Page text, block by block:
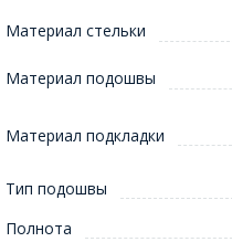
Материал стельки
Материал подошвы
Материал подкладки
Тип подошвы
Полнота